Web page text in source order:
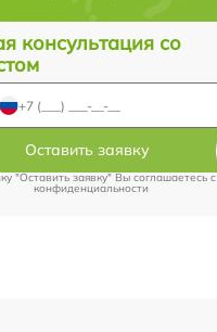
консультация со
Оставить заявку
"Оставить заявку" Вы соглашаетесь c
конфиденциальности